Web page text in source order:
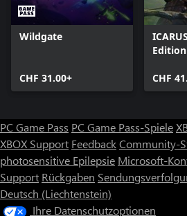
Wildgate
CHF 31.00+
Edition
CHF
PC Game Pass PC Game Pass-Spiele
XBOX Support FeedbackCommunity-
photosensitive Epilepsie Microsoft-
Support Rückgaben
Deutsch (Liechtenstein)
Ihre Datenschutzoptionen